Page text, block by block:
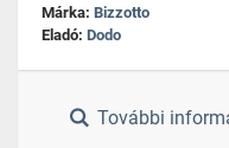
Márka: Bizzotto
Eladó: Dodo
További